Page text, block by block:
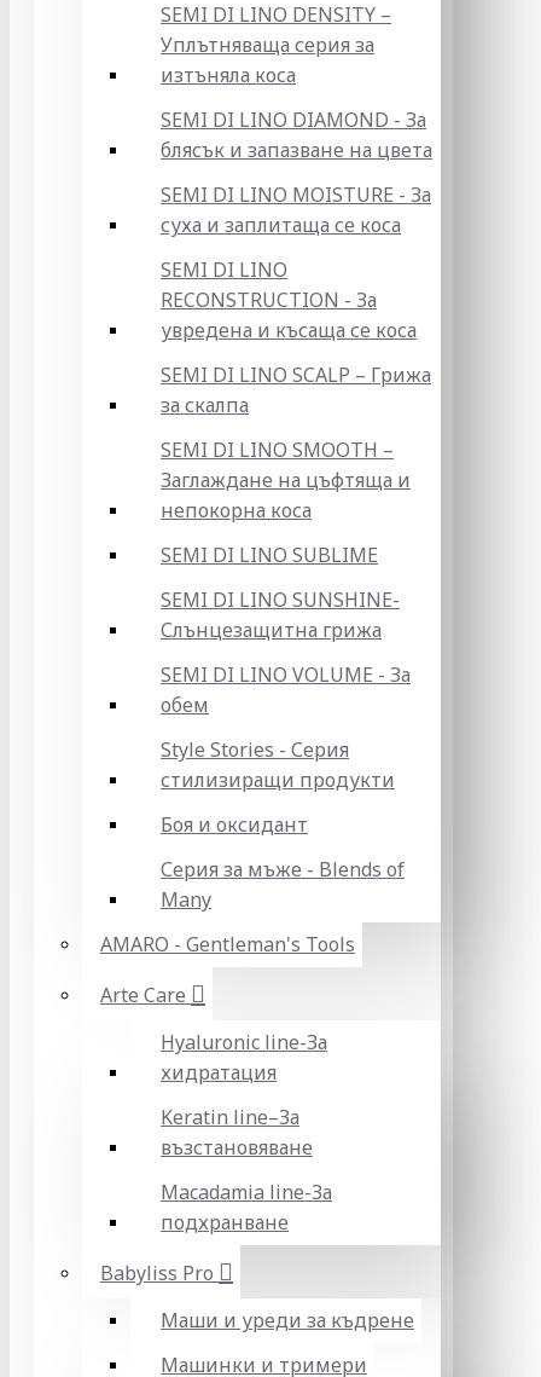
SEMI DI LINO DENSITY –
Уплътняваща серия за
изтъняла коса
SEMI DI LINO DIAMOND - За
блясък и запазване на цвета
SEMI DI LINO MOISTURE - За
суха и заплитаща се коса
SEMI DI LINO
RECONSTRUCTION - За
увредена и късаща се коса
SEMI DI LINO SCALP – Грижа
за скалпа
SEMI DI LINO SMOOTH –
Заглаждане на цъфтяща и
непокорна коса
SEMI DI LINO SUBLIME
SEMI DI LINO SUNSHINE-
Слънцезащитна грижа
SEMI DI LINO VOLUME - За
обем
Style Stories - Серия
стилизиращи продукти
Боя и оксидант
Серия за мъже - Blends of
Many
AMARO - Gentleman's Tools
Arte Care
Hyaluronic line-За
хидратация
Keratin line–За
възстановяване
Macadamia line-За
подхранване
Babyliss Pro
Маши и уреди за къдрене
Машинки и тримери